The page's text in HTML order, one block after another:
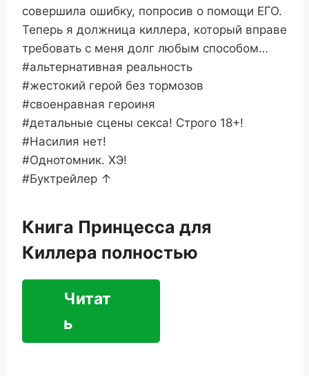
совершила ошибку, попросив о помощи ЕГО.
Теперь я должница киллера, который вправе
требовать с меня долг любым способом…
#альтернативная реальность
#жестокий герой без тормозов
#своенравная героиня
#детальные сцены секса! Строго 18+!
#Насилия нет!
#Однотомник. ХЭ!
#Буктрейлер ↑
Книга Принцесса для
Киллера полностью
Читат
ь